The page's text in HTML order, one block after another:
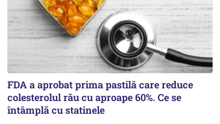
FDA a aprobat prima pastilă care reduce
colesterolul rău cu aproape 60%. Ce se
întâmplă cu statinele